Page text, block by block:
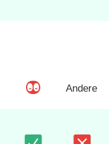
Andere